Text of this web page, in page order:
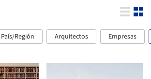
País/Región Arquitectos Empresas